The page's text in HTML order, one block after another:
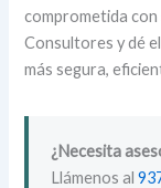
comprometida
Consultores y dé
más segura,
¿Necesita
Llámenos al